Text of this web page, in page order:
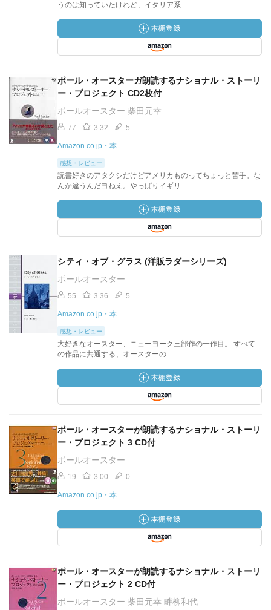
うのは知っていたけれど、イタリア系...
ポール・オースターガ朗読するナショナル・ストーリ
ー・プロジェクト CD2枚付
ポールオースター 柴田元幸
77 3.32 5
Amazon.co.jp・本
感想・レビュー
読書好きのアタクシだけどアメリカものってちょっと苦手。な
んか違うんだヨねえ。やっぱりイギリ...
シティ・オブ・グラス (洋販ラダーシリーズ)
ポールオースター
55 3.36 5
Amazon.co.jp・本
感想・レビュー
大好きなオースター、ニューヨーク三部作の一作目。 すべて
の作品に共通する、オースターの...
ポール・オースターが朗読するナショナル・ストーリ
ー・プロジェクト 3 CD付
ポールオースター
19 3.00 0
Amazon.co.jp・本
ポール・オースターが朗読するナショナル・ストーリ
ー・プロジェクト 2 CD付
ポールオースター 柴田元幸 畔柳和代